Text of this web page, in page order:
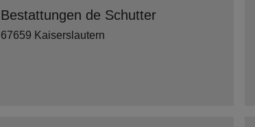
Bestattungen de Schutter
67659 Kaiserslautern